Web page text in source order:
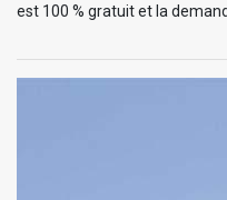
est 100 % gratuit et la